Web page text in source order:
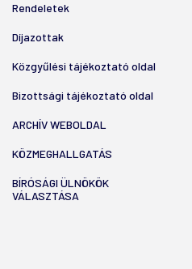
Rendeletek
Díjazottak
Közgyűlési tájékoztató oldal
Bizottsági tájékoztató oldal
ARCHÍV WEBOLDAL
KÖZMEGHALLGATÁS
BÍRÓSÁGI ÜLNÖKÖK
VÁLASZTÁSA